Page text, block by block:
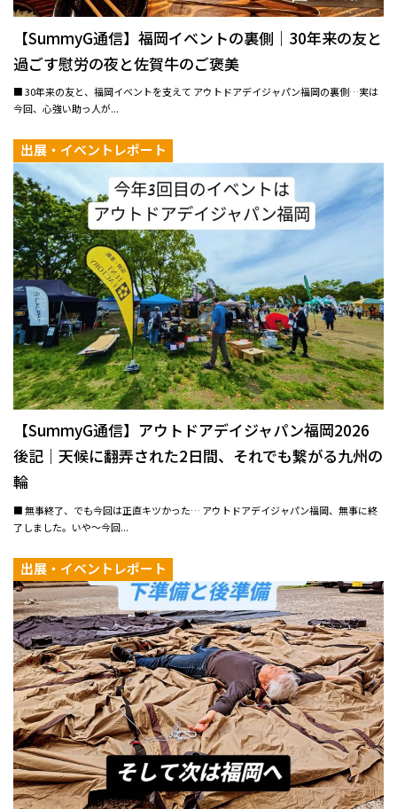
【SummyG通信】福岡イベントの裏側｜30年来の友と
過ごす慰労の夜と佐賀牛のご褒美
■ 30年来の友と、福岡イベントを支えて アウトドアデイジャパン福岡の裏側…実は
今回、心強い助っ人が...
出展・イベントレポート
【SummyG通信】アウトドアデイジャパン福岡2026
後記｜天候に翻弄された2日間、それでも繋がる九州の
輪
■ 無事終了、でも今回は正直キツかった… アウトドアデイジャパン福岡、無事に終
了しました。いや〜今回...
出展・イベントレポート